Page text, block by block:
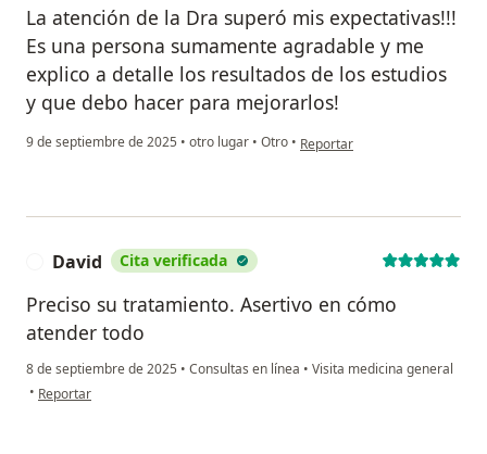
La atención de la Dra superó mis expectativas!!!
Es una persona sumamente agradable y me
explico a detalle los resultados de los estudios
y que debo hacer para mejorarlos!
9 de septiembre de 2025 • otro lugar • Otro • en opinión del usuario ALICIA
Reportar
David Cita verificada
Preciso su tratamiento. Asertivo en cómo
atender todo
8 de septiembre de 2025 • Consultas en línea • Visita medicina general
• en opinión del usuario David
Reportar